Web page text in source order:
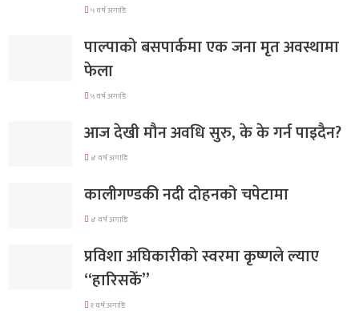
५ वर्ष अगाडि
पाल्पाको बसपार्कमा एक जना मृत अवस्थामा
फेला
५ वर्ष अगाडि
आज देखी मौन अवधि सुरु, के के गर्न पाइदैन?
४ वर्ष अगाडि
कालीगण्डकी नदी दोहनको चपेटामा
४ वर्ष अगाडि
प्रविशा अघिकारीको स्वरमा कृष्णले ल्याए
“हारिसकेँ”
१ वर्ष अगाडि